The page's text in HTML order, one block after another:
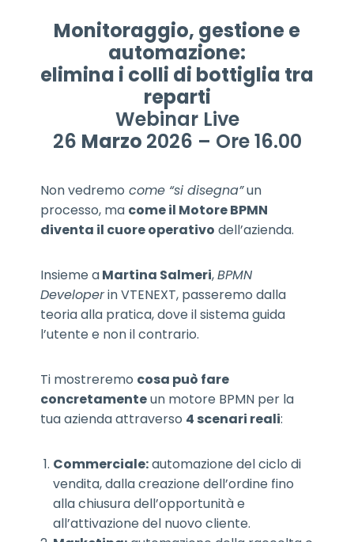
Monitoraggio, gestione e
automazione:
elimina i colli di bottiglia tra
reparti
Webinar Live
26 Marzo 2026 – Ore 16.00
Non vedremo come “si disegna”un
processo, ma come il Motore BPMN
diventa il cuore operativo dell’azienda.
Insieme aMartina Salmeri,BPMN
Developerin VTENEXT, passeremo dalla
teoria alla pratica, dove il sistema guida
l’utente e non il contrario.
Ti mostreremo cosa può fare
concretamenteun motore BPMN per la
tua azienda attraverso 4 scenari reali:
Commerciale:automazione del ciclo di
vendita, dalla creazione dell’ordine fino
alla chiusura dell’opportunità e
all’attivazione del nuovo cliente.